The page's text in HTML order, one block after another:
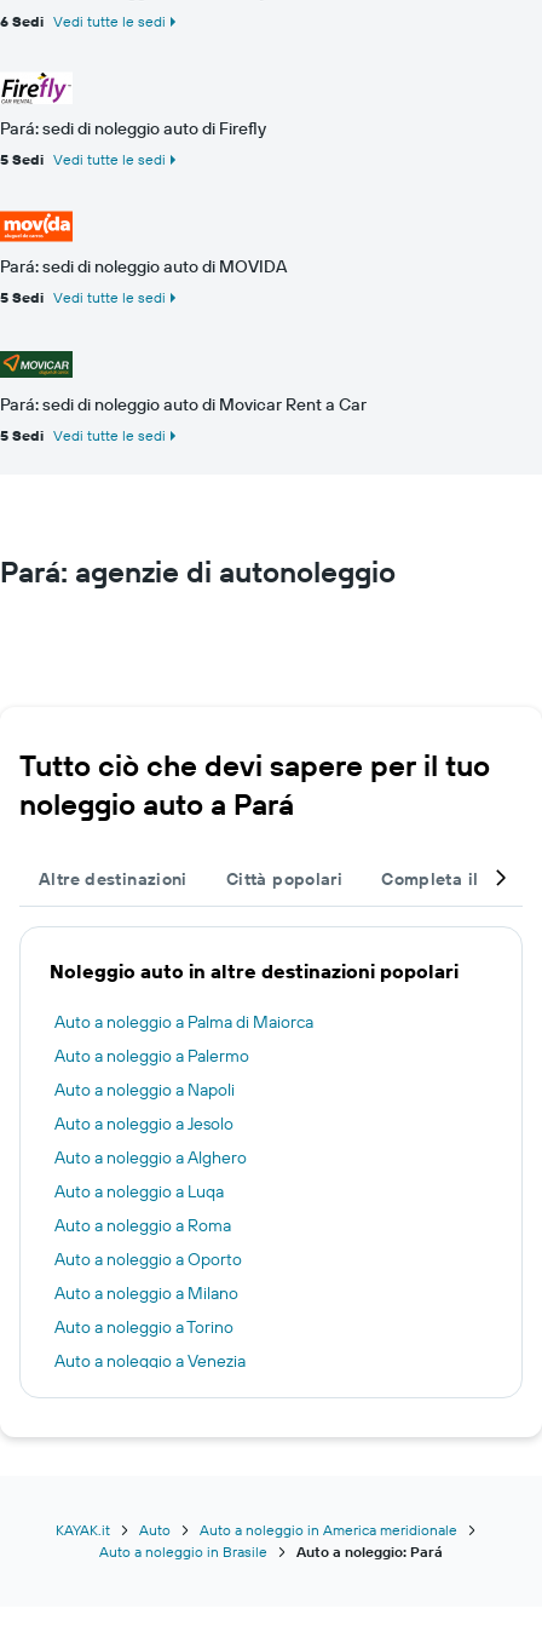
6 Sedi Vedi tutte le sedi
Pará: sedi di noleggio auto di Firefly
5 Sedi Vedi tutte le sedi
Pará: sedi di noleggio auto di MOVIDA
5 Sedi Vedi tutte le sedi
Pará: sedi di noleggio auto di Movicar Rent a Car
5 Sedi Vedi tutte le sedi
Pará: agenzie di autonoleggio
Tutto ciò che devi sapere per il tuo
noleggio auto a Pará
Altre destinazioni Città popolari Completa il tuo
Noleggio auto in altre destinazioni popolari
Auto a noleggio a Palma di Maiorca
Auto a noleggio a Palermo
Auto a noleggio a Napoli
Auto a noleggio a Jesolo
Auto a noleggio a Alghero
Auto a noleggio a Luqa
Auto a noleggio a Roma
Auto a noleggio a Oporto
Auto a noleggio a Milano
Auto a noleggio a Torino
Auto a noleggio a Venezia
Auto a noleggio a Parigi
Auto a noleggio a Comiso
Auto a noleggio a Harare
KAYAK.it Auto
Auto a noleggio in America meridionale
Auto a noleggio in Brasile
Auto a noleggio: Pará